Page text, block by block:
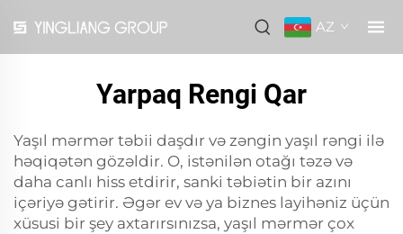
AZ
Yarpaq Rengi Qar
Yaşıl mərmər təbii daşdır və zəngin yaşıl rəngi ilə
həqiqətən gözəldir. O, istənilən otağı təzə və
daha canlı hiss etdirir, sanki təbiətin bir azını
içəriyə gətirir. Əgər ev və ya biznes layihəniz üçün
xüsusi bir şey axtarırsınızsa, yaşıl mərmər çox